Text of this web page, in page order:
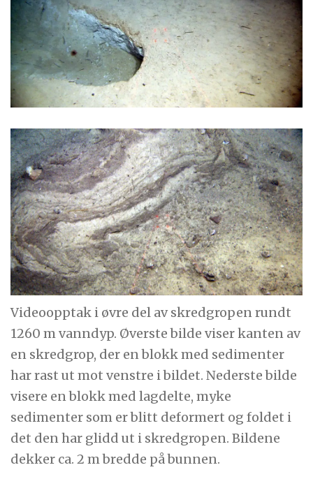
Videoopptak i øvre del av skredgropen rundt
1260 m vanndyp. Øverste bilde viser kanten av
en skredgrop, der en blokk med sedimenter
har rast ut mot venstre i bildet. Nederste bilde
visere en blokk med lagdelte, myke
sedimenter som er blitt deformert og foldet i
det den har glidd ut i skredgropen. Bildene
dekker ca. 2 m bredde på bunnen.